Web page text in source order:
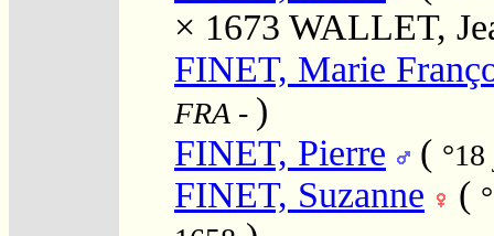
× 1673 WALLET,
FINET, Marie
FRA - )
FINET, Pierre
(
FINET, Suzanne (